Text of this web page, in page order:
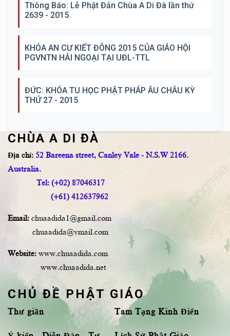
Thông Báo: Lễ Phật Đản Chùa A Di Đà lần thứ
2639 - 2015
KHÓA AN CƯ KIẾT ĐÔNG 2015 CỦA GIÁO HỘI
PGVNTN HẢI NGOẠI TẠI UĐL-TTL
ĐỨC: KHÓA TU HỌC PHẬT PHÁP ÂU CHÂU KỲ
THỨ 27 - 2015
CHÙA A DI ĐÀ
Địa chỉ: 52 Bareena street, Canley Vale - N.S.W 2166.
Australia.
Tel: (+02) 87046317
(+61) 412637962
Email: chuaadida1@gmail.com
chuaadida@ymail.com
Website: www.chuaadida.com
www.chuaadida.net
CHỦ ĐỀ PHẬT GIÁO
Thư giãn Tam Tạng Kinh Điển